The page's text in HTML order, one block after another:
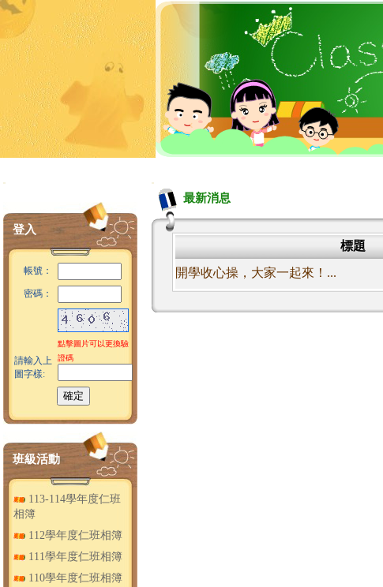
:::
登入
帳號：
密碼：
請輸入上
圖字樣:
點擊圖片可以更換驗
證碼
班級活動
113-114學年度仁班
相簿
112學年度仁班相簿
111學年度仁班相簿
110學年度仁班相簿
:::
最新消息
標題
開學收心操，大家一起來！...